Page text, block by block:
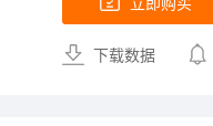
下载数据